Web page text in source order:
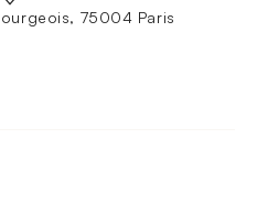
75004 Paris